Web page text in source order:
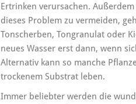
Ertrinken verursachen.
dieses Problem zu vermeiden,
Tonscherben, Tongranulat oder
neues Wasser erst dann, wenn
Alternativ kann so manche
trockenem Substrat leben.
Immer beliebter werden die